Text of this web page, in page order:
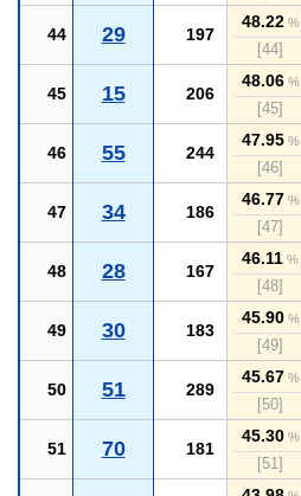
44 29 197
48.22%
[44]
45 15 206
48.06%
[45]
46 55 244
47.95%
[46]
47 34 186
46.77%
[47]
48 28 167
46.11 %
[48]
49 30 183
45.90%
[49]
50 51 289
45.67%
[50]
51 70 181
45.30%
[51]